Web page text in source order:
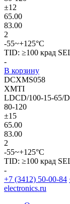
±12
65.00
83.00
2
-55~+125°C
TID: ≥100 крад
-
В корзину
DCXMS058
XMTI
LDCD/100-15-65/
80-120
±15
65.00
83.00
2
-55~+125°C
TID: ≥100 крад
-
+7 (3412) 50-00-84
electronics.ru